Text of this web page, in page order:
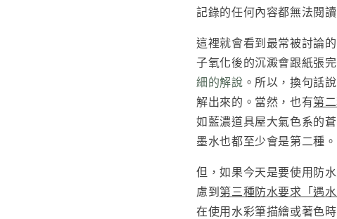
記錄的任何內容都無法閱讀
這裡就會看到最常被討論
子氧化後的沉澱會跟紙張
細的解說 。所以，換句話
解出來的。當然，也有第
如藍濃道具屋大氣色系的
墨水也都至少會是第二種。
但，如果今天是要使用防
慮到 第三種防水要求「遇
在使用水彩筆描繪或著色